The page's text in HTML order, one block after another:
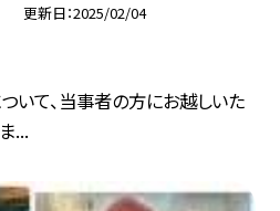
更新日 2025/02/04
いて、当事者の方にお越しいた
...